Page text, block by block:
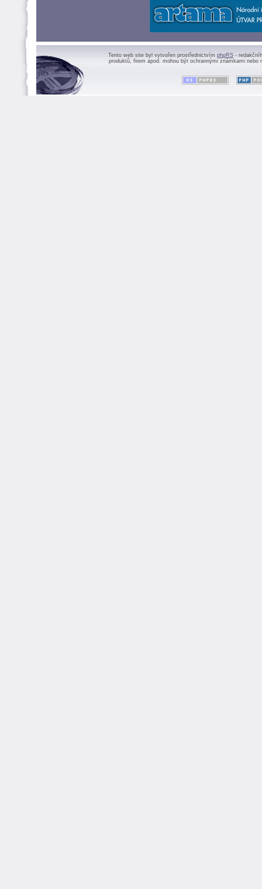
Tento web site byl vytvořen prostřednictvím phpRS -
produktů, firem apod. mohou být ochrannými známkami